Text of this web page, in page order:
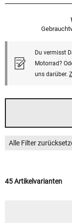
Du vermisst
Motorrad?
uns darüber.
Alle Filter
45 Artikelvarianten